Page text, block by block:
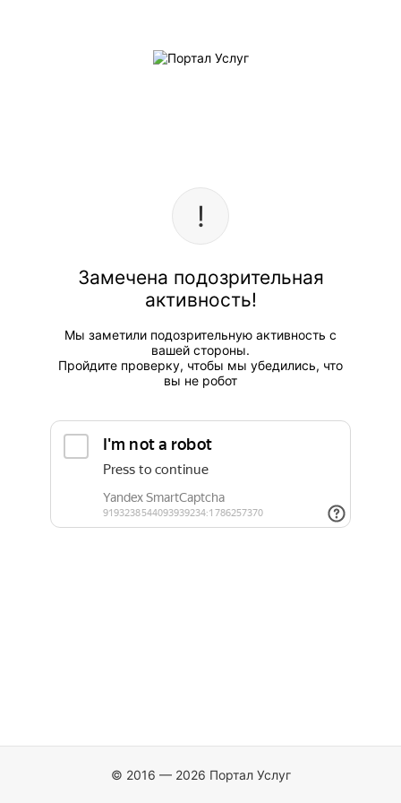
Замечена подозрительная
активность!
Мы заметили подозрительную активность с
вашей стороны.
Пройдите проверку, чтобы мы убедились, что
вы не робот
© 2016 — 2026 Портал Услуг